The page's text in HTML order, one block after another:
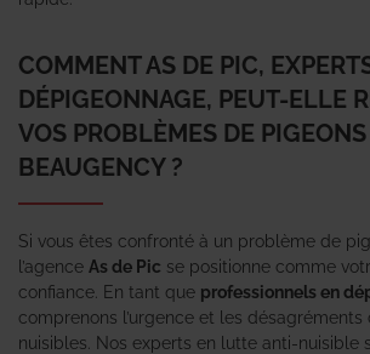
COMMENT AS DE PIC,
DÉPIGEONNAGE, PEUT-ELLE
VOS PROBLÈMES DE PIGEONS
BEAUGENCY ?
Si vous êtes confronté à un problème de
l’agence As de Pic se positionne comme
confiance. En tant que professionnels en
comprenons l’urgence et les désagréments
nuisibles. Nos experts en lutte anti-nuisible